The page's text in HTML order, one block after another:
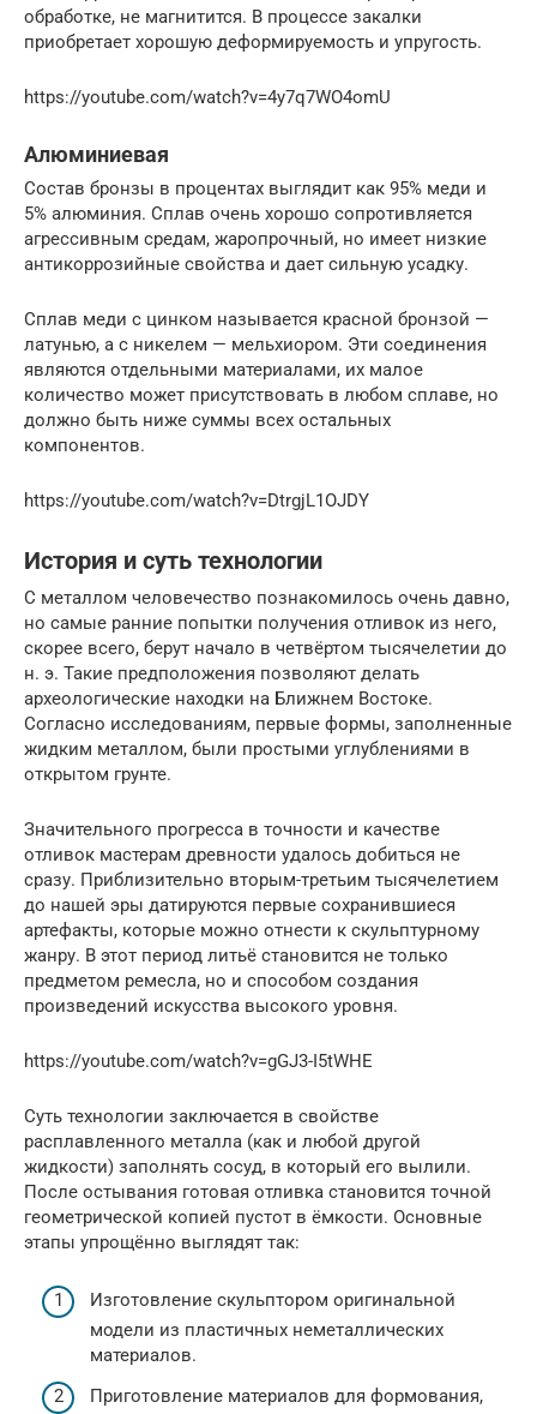
обработке, не магнитится. В процессе закалки
приобретает хорошую деформируемость и упругость.
https://youtube.com/watch?v=4y7q7WO4omU
Алюминиевая
Состав бронзы в процентах выглядит как 95% меди и
5% алюминия. Сплав очень хорошо сопротивляется
агрессивным средам, жаропрочный, но имеет низкие
антикоррозийные свойства и дает сильную усадку.
Сплав меди с цинком называется красной бронзой —
латунью, а с никелем — мельхиором. Эти соединения
являются отдельными материалами, их малое
количество может присутствовать в любом сплаве, но
должно быть ниже суммы всех остальных
компонентов.
https://youtube.com/watch?v=DtrgjL1OJDY
История и суть технологии
С металлом человечество познакомилось очень давно,
но самые ранние попытки получения отливок из него,
скорее всего, берут начало в четвёртом тысячелетии до
н. э. Такие предположения позволяют делать
археологические находки на Ближнем Востоке.
Согласно исследованиям, первые формы, заполненные
жидким металлом, были простыми углублениями в
открытом грунте.
Значительного прогресса в точности и качестве
отливок мастерам древности удалось добиться не
сразу. Приблизительно вторым-третьим тысячелетием
до нашей эры датируются первые сохранившиеся
артефакты, которые можно отнести к скульптурному
жанру. В этот период литьё становится не только
предметом ремесла, но и способом создания
произведений искусства высокого уровня.
https://youtube.com/watch?v=gGJ3-I5tWHE
Суть технологии заключается в свойстве
расплавленного металла (как и любой другой
жидкости) заполнять сосуд, в который его вылили.
После остывания готовая отливка становится точной
геометрической копией пустот в ёмкости. Основные
этапы упрощённо выглядят так:
Изготовление скульптором оригинальной
модели из пластичных неметаллических
материалов.
Приготовление материалов для формования,